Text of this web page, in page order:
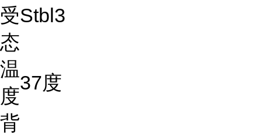
受
态
Stbl3
温
度
37度
背